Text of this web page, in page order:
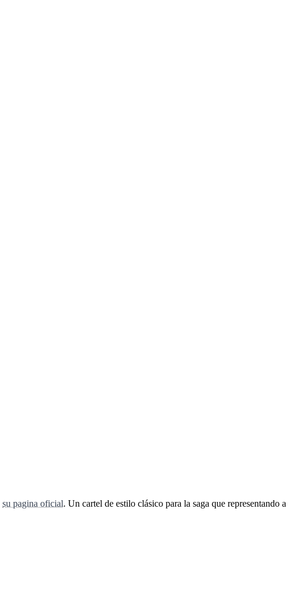
su pagina oficial. Un cartel de estilo clásico para la saga que representando a